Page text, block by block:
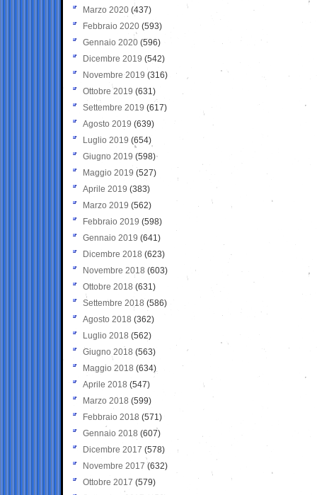
Marzo 2020 (437)
Febbraio 2020 (593)
Gennaio 2020 (596)
Dicembre 2019 (542)
Novembre 2019 (316)
Ottobre 2019 (631)
Settembre 2019 (617)
Agosto 2019 (639)
Luglio 2019 (654)
Giugno 2019 (598)
Maggio 2019 (527)
Aprile 2019 (383)
Marzo 2019 (562)
Febbraio 2019 (598)
Gennaio 2019 (641)
Dicembre 2018 (623)
Novembre 2018 (603)
Ottobre 2018 (631)
Settembre 2018 (586)
Agosto 2018 (362)
Luglio 2018 (562)
Giugno 2018 (563)
Maggio 2018 (634)
Aprile 2018 (547)
Marzo 2018 (599)
Febbraio 2018 (571)
Gennaio 2018 (607)
Dicembre 2017 (578)
Novembre 2017 (632)
Ottobre 2017 (579)